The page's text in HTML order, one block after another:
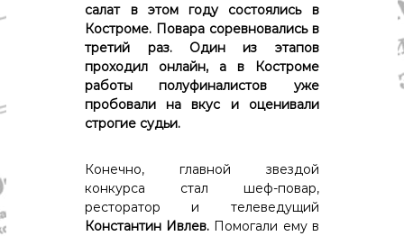
с
т
р
о
м
с
к
о
л
с
салат в этом году состоялись в
Костроме. Повара соревновались в
третий раз. Один из этапов
проходил онлайн, а в Костроме
работы полуфиналистов уже
пробовали на вкус и оценивали
строгие судьи.
Конечно, главной звездой
конкурса стал шеф-повар,
ресторатор и телеведущий
Константин Ивлев. Помогали ему в